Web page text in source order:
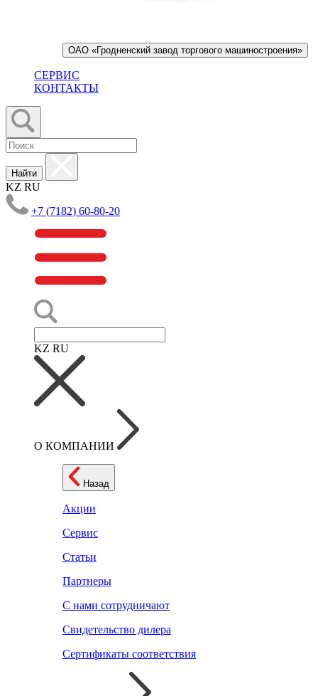
ОАО «Гродненский завод торгового машиностроения»
СЕРВИС
КОНТАКТЫ
Найти
KZ RU
+7 (7182) 60-80-20
KZ RU
О КОМПАНИИ
Назад
Акции
Сервис
Статьи
Партнеры
С нами сотрудничают
Свидетельство дилера
Сертификаты соответствия